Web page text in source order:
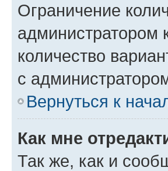
Ограничение
администратором
количество
с
Вернуться к
Как мне
Так же, как и